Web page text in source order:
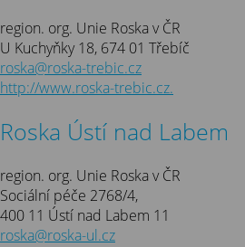
region. org. Unie Roska v ČR
U Kuchyňky 18, 674 01 Třebíč
roska@roska-trebic.cz
http://www.roska-trebic.cz.
Roska Ústí nad Labem
region. org. Unie Roska v ČR
Sociální péče 2768/4,
400 11 Ústí nad Labem 11
roska@roska-ul.cz